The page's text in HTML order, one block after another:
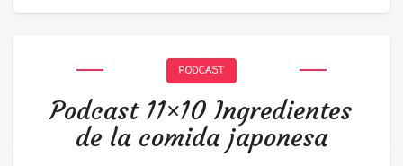
PODCAST
Podcast 11×10 Ingredientes
de la comida japonesa